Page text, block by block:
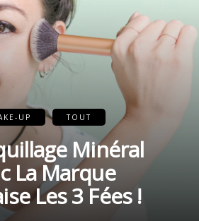
UP TOUT
Minéral
La Marque
Les 3 Fées !